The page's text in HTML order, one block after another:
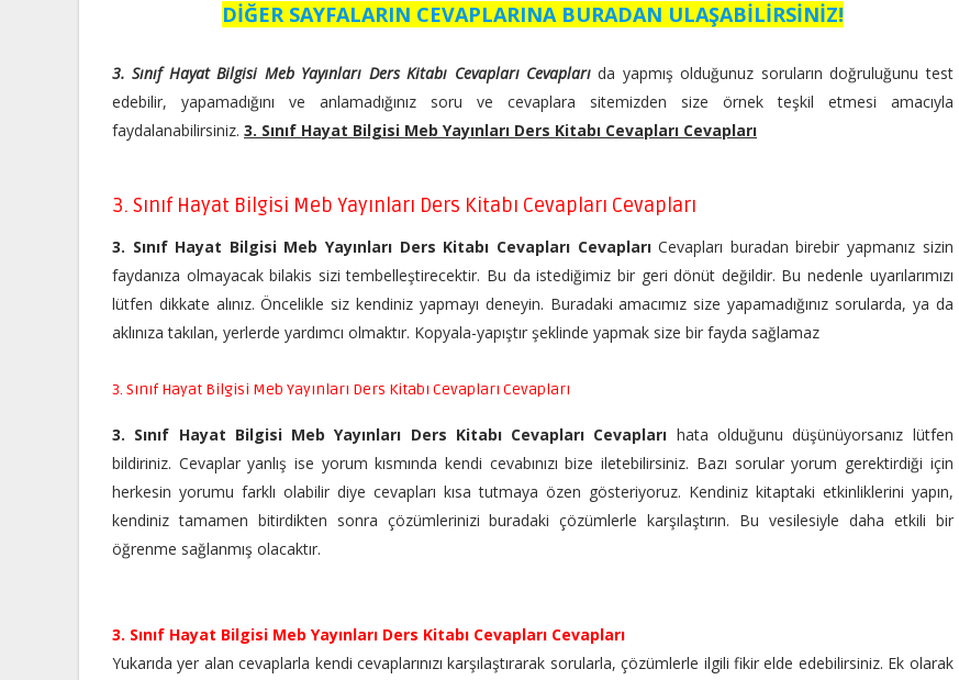
DİĞER SAYFALARIN CEVAPLARINA BURADAN ULAŞABİLİRSİNİZ!
3. Sınıf Hayat Bilgisi Meb Yayınları Ders Kitabı Cevapları Cevaplarıda yapmış olduğunuz soruların doğruluğunu test
edebilir, yapamadığını ve anlamadığınız soru ve cevaplara sitemizden size örnek teşkil etmesi amacıyla
faydalanabilirsiniz. 3. Sınıf Hayat Bilgisi Meb Yayınları Ders Kitabı Cevapları Cevapları
3. Sınıf Hayat Bilgisi Meb Yayınları Ders Kitabı Cevapları Cevapları
3. Sınıf Hayat Bilgisi Meb Yayınları Ders Kitabı Cevapları CevaplarıCevapları buradan birebir yapmanız sizin
faydanıza olmayacak bilakis sizi tembelleştirecektir. Bu da istediğimiz bir geri dönüt değildir. Bu nedenle uyarılarımızı
lütfen dikkate alınız. Öncelikle siz kendiniz yapmayı deneyin. Buradaki amacımız size yapamadığınız sorularda, ya da
aklınıza takılan, yerlerde yardımcı olmaktır. Kopyala-yapıştır şeklinde yapmak size bir fayda sağlamaz
3. Sınıf Hayat Bilgisi Meb Yayınları Ders Kitabı Cevapları Cevapları
3. Sınıf Hayat Bilgisi Meb Yayınları Ders Kitabı Cevapları Cevapları hata olduğunu düşünüyorsanız lütfen
bildiriniz. Cevaplar yanlış ise yorum kısmında kendi cevabınızı bize iletebilirsiniz. Bazı sorular yorum gerektirdiği için
herkesin yorumu farklı olabilir diye cevapları kısa tutmaya özen gösteriyoruz. Kendiniz kitaptaki etkinliklerini yapın,
kendiniz tamamen bitirdikten sonra çözümlerinizi buradaki çözümlerle karşılaştırın. Bu vesilesiyle daha etkili bir
öğrenme sağlanmış olacaktır.
3. Sınıf Hayat Bilgisi Meb Yayınları Ders Kitabı Cevapları Cevapları
Yukarıda yer alan cevaplarla kendi cevaplarınızı karşılaştırarak sorularla, çözümlerle ilgili fikir elde edebilirsiniz. Ek olarak